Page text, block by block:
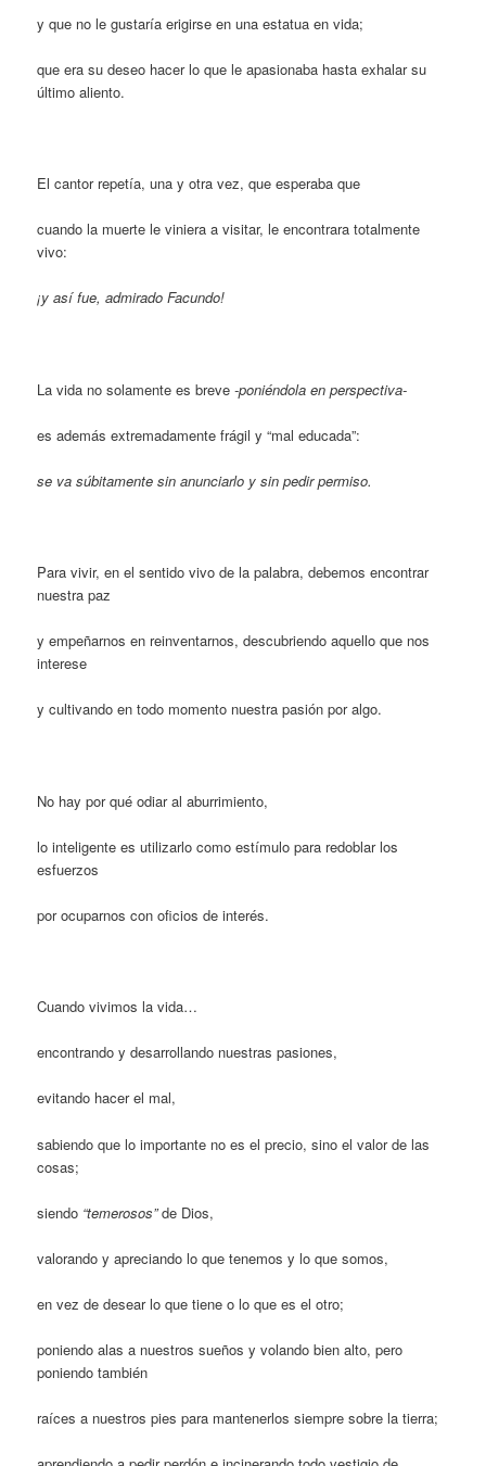
y que no le gustaría erigirse en una estatua en vida;
que era su deseo hacer lo que le apasionaba hasta exhalar su
último aliento.
El cantor repetía, una y otra vez, que esperaba que
cuando la muerte le viniera a visitar, le encontrara totalmente
vivo:
¡y así fue, admirado Facundo!
La vida no solamente es breve-poniéndola en perspectiva-
es además extremadamente frágil y “mal educada”:
se va súbitamente sin anunciarlo y sin pedir permiso.
Para vivir, en el sentido vivo de la palabra, debemos encontrar
nuestra paz
y empeñarnos en reinventarnos, descubriendo aquello que nos
interese
y cultivando en todo momento nuestra pasión por algo.
No hay por qué odiar al aburrimiento,
lo inteligente es utilizarlo como estímulo para redoblar los
esfuerzos
por ocuparnos con oficios de interés.
Cuando vivimos la vida…
encontrando y desarrollando nuestras pasiones,
evitando hacer el mal,
sabiendo que lo importante no es el precio, sino el valor de las
cosas;
siendo “temerosos”de Dios,
valorando y apreciando lo que tenemos y lo que somos,
en vez de desear lo que tiene o lo que es el otro;
poniendo alas a nuestros sueños y volando bien alto, pero
poniendo también
raíces a nuestros pies para mantenerlos siempre sobre la tierra;